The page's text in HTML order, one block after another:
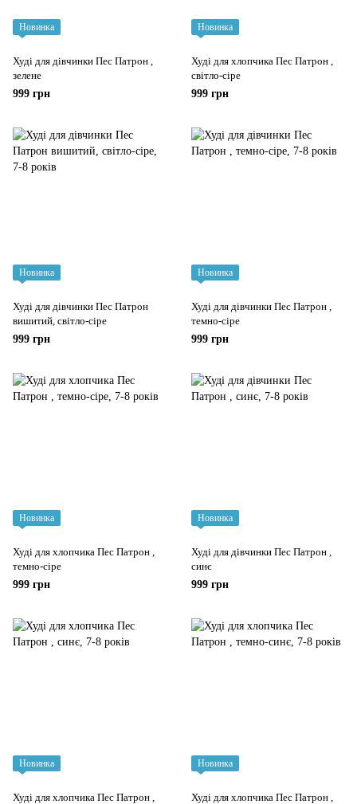
Новинка
Худі для дівчинки Пес Патрон ,
зелене
999 грн
Новинка
Худі для хлопчика Пес Патрон ,
світло-сіре
999 грн
Новинка
Худі для дівчинки Пес Патрон
вишитий, світло-сіре
999 грн
Новинка
Худі для дівчинки Пес Патрон ,
темно-сіре
999 грн
Новинка
Худі для хлопчика Пес Патрон ,
темно-сіре
999 грн
Новинка
Худі для дівчинки Пес Патрон ,
синє
999 грн
Новинка
Худі для хлопчика Пес Патрон ,
Новинка
Худі для хлопчика Пес Патрон ,